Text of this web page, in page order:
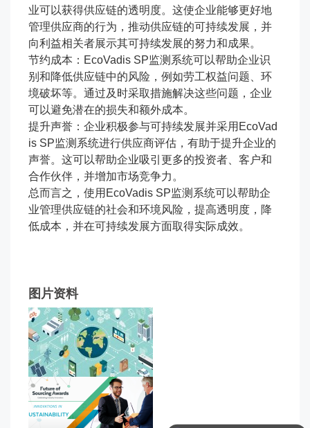
业可以获得供应链的透明度。这使企业能够更好地
管理供应商的行为，推动供应链的可持续发展，并
向利益相关者展示其可持续发展的努力和成果。
节约成本：EcoVadis SP监测系统可以帮助企业识
别和降低供应链中的风险，例如劳工权益问题、环
境破坏等。通过及时采取措施解决这些问题，企业
可以避免潜在的损失和额外成本。
提升声誉：企业积极参与可持续发展并采用EcoVad
is SP监测系统进行供应商评估，有助于提升企业的
声誉。这可以帮助企业吸引更多的投资者、客户和
合作伙伴，并增加市场竞争力。
总而言之，使用EcoVadis SP监测系统可以帮助企
业管理供应链的社会和环境风险，提高透明度，降
低成本，并在可持续发展方面取得实际成效。
图片资料